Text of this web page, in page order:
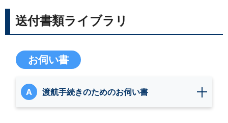
送付書類ライブラリ
お伺い書
A 渡航手続きのためのお伺い書